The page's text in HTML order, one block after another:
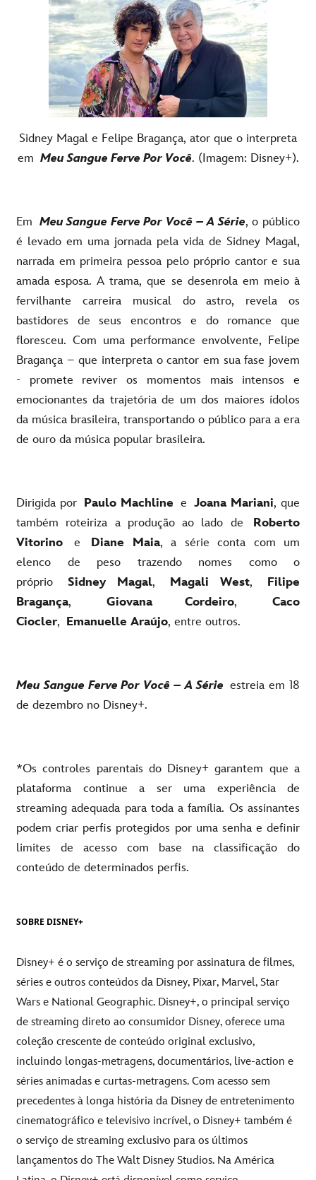
Sidney Magal e Felipe Bragança, ator que o interpreta
em Meu Sangue Ferve Por Você. (Imagem: Disney+).
Em Meu Sangue Ferve Por Você – A Série, o público
é levado em uma jornada pela vida de Sidney Magal,
narrada em primeira pessoa pelo próprio cantor e sua
amada esposa. A trama, que se desenrola em meio à
fervilhante carreira musical do astro, revela os
bastidores de seus encontros e do romance que
floresceu. Com uma performance envolvente, Felipe
Bragança – que interpreta o cantor em sua fase jovem
- promete reviver os momentos mais intensos e
emocionantes da trajetória de um dos maiores ídolos
da música brasileira, transportando o público para a era
de ouro da música popular brasileira.
Dirigida por Paulo Machline e Joana Mariani, que
também roteiriza a produção ao lado de
Roberto
Vitorino
e Diane Maia, a série conta com um
elenco de peso trazendo nomes como o
próprio
Sidney Magal, Magali West,
Filipe
Bragança, Giovana Cordeiro,
Caco
Ciocler, Emanuelle Araújo, entre outros.
Meu Sangue Ferve Por Você – A Série estreia em 18
de dezembro no Disney+.
*Os controles parentais do Disney+ garantem que a
plataforma continue a ser uma experiência de
streaming adequada para toda a família. Os assinantes
podem criar perfis protegidos por uma senha e definir
limites de acesso com base na classificação do
conteúdo de determinados perfis.
SOBRE DISNEY+
Disney+ é o serviço de streaming por assinatura de filmes,
séries e outros conteúdos da Disney, Pixar, Marvel, Star
Wars e National Geographic. Disney+, o principal serviço
de streaming direto ao consumidor Disney, oferece uma
coleção crescente de conteúdo original exclusivo,
incluindo longas-metragens, documentários, live-action e
séries animadas e curtas-metragens. Com acesso sem
precedentes à longa história da Disney de entretenimento
cinematográfico e televisivo incrível, o Disney+ também é
o serviço de streaming exclusivo para os últimos
lançamentos do The Walt Disney Studios. Na América